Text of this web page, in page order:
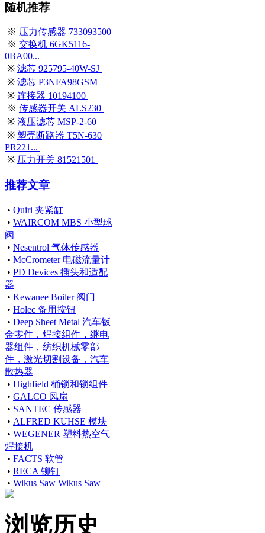
随机推荐
※ 压力传感器 733093500
※ 交换机 6GK5116-
0BA00...
※ 滤芯 925795-40W-SJ
※ 滤芯 P3NFA98GSM
※ 连接器 10194100
※ 传感器开关 ALS230
※ 液压滤芯 MSP-2-60
※ 塑壳断路器 T5N-630
PR221...
※ 压力开关 81521501
推荐文章
• Quiri 夹紧缸
• WAIRCOM MBS 小型球
阀
• Nesentrol 气体传感器
• McCrometer 电磁流量计
• PD Devices 插头和适配
器
• Kewanee Boiler 阀门
• Holec 备用按钮
• Deep Sheet Metal 汽车钣
金零件，焊接组件，继电
器组件，纺织机械零部
件，激光切割设备，汽车
散热器
• Highfield 桶锁和锁组件
• GALCO 风扇
• SANTEC 传感器
• ALFRED KUHSE 模块
• WEGENER 塑料热空气
焊接机
• FACTS 软管
• RECA 铆钉
• Wikus Saw Wikus Saw
浏览历史